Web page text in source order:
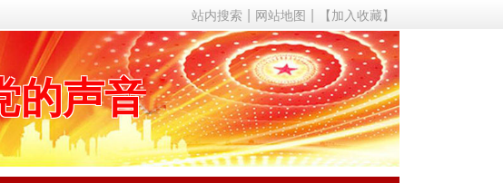
站内搜索 网站地图 【加入收藏】
的声音
建动态